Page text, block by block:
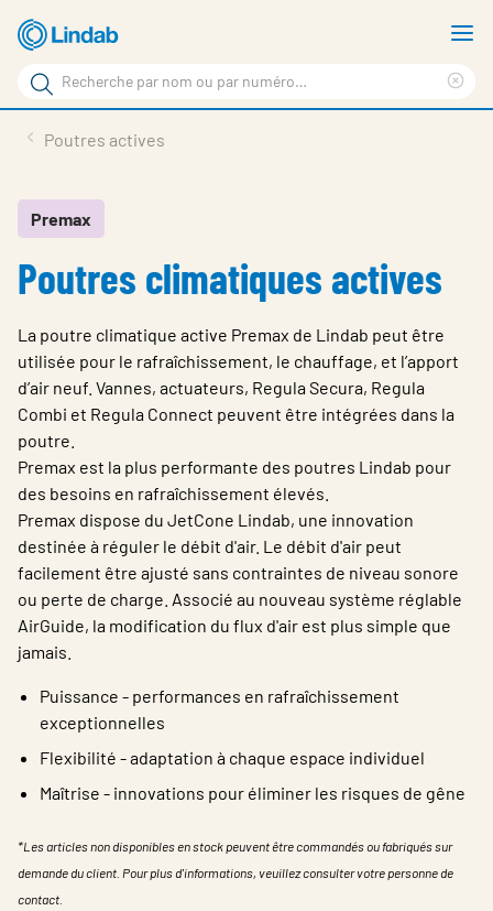
Aller
au
contenu
principal
Rechercher
Rechercher
sur
site
En vedette
À propos de Lindab
Downloads
Identification
Choisir la langue
Poutres actives
Premax
Poutres climatiques actives
La poutre climatique active Premax de Lindab peut être
utilisée pour le rafraîchissement, le chauffage, et l’apport
d’air neuf. Vannes, actuateurs, Regula Secura, Regula
Combi et Regula Connect peuvent être intégrées dans la
poutre.
Premax est la plus performante des poutres Lindab pour
des besoins en rafraîchissement élevés.
Premax dispose du JetCone Lindab, une innovation
destinée à réguler le débit d'air. Le débit d'air peut
facilement être ajusté sans contraintes de niveau sonore
ou perte de charge. Associé au nouveau système réglable
AirGuide, la modification du flux d'air est plus simple que
jamais.
Puissance - performances en rafraîchissement
exceptionnelles
Flexibilité - adaptation à chaque espace individuel
Maîtrise - innovations pour éliminer les risques de gêne
*Les articles non disponibles en stock peuvent être commandés ou fabriqués sur
demande du client. Pour plus d'informations, veuillez consulter votre personne de
contact.